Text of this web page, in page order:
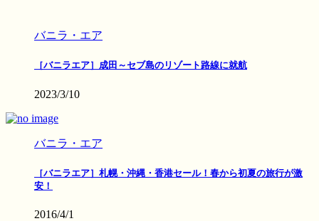
バニラ・エア
［バニラエア］成田～セブ島のリゾート路線に就航
2023/3/10
バニラ・エア
［バニラエア］札幌・沖縄・香港セール！春から初夏の旅行が激
安！
2016/4/1